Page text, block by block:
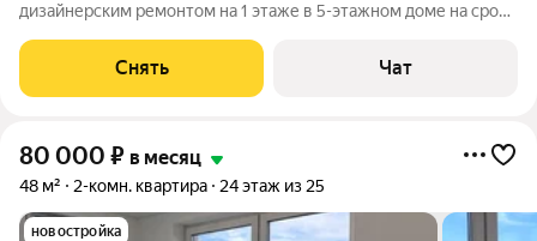
дизайнерским ремонтом на 1 этаже в 5-этажном доме на срок
кирпичный, окна выходят во двор. Во
Снять Чат
80 000 ₽ в месяц
48 м² 2-комн. квартира 24 этаж из 25
новостройка